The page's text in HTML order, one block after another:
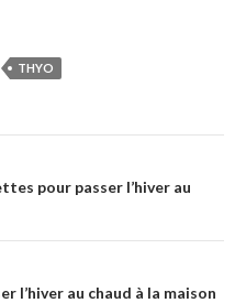
THYO
pour passer l’hiver au
l’hiver au chaud à la maison